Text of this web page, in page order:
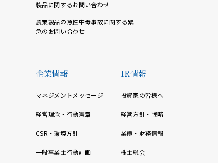
製品に関するお問い合わせ
農業製品の急性中毒事故に関する緊
急のお問い合わせ
企業情報
マネジメントメッセージ
経営理念・行動憲章
CSR・環境方針
一般事業主行動計画
IR情報
投資家の皆様へ
経営方針・戦略
業績・財務情報
株主総会